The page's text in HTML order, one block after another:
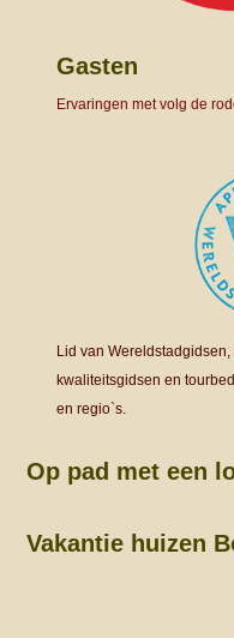
Gasten
Ervaringen met volg de
Lid van
kwaliteitsgidsen en
en regio`s.
Op pad met een
Vakantie huizen